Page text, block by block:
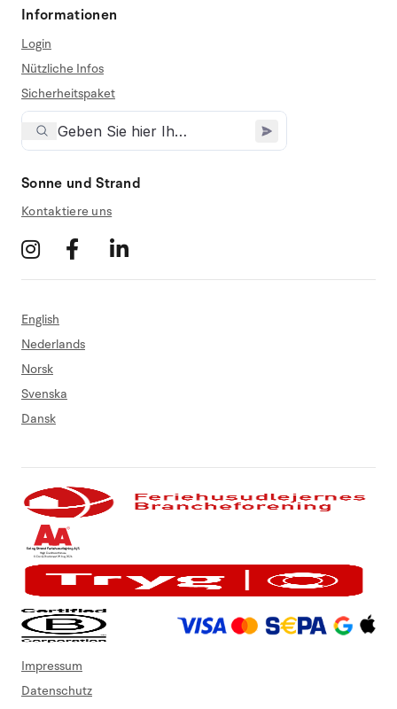
Informationen
Login
Nützliche Infos
Sicherheitspaket
Sonne und Strand
Kontaktiere uns
English
Nederlands
Norsk
Svenska
Dansk
Impressum
Datenschutz